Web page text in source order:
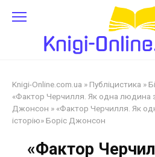
Knigi-Online.com.ua » Публіцистика »
«Фактор Черчилля. Як одна людина
Джонсон » «Фактор Черчилля. Як
історію» Боріс Джонсон
«Фактор